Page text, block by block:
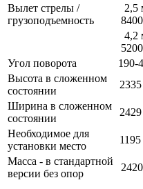
Вылет стрелы /
грузоподъемность
2,5
4,2
Угол поворота
190-
Высота в сложенном
состоянии
Ширина в сложенном
состоянии
Необходимое для
установки место
Масса - в стандартной
версии без опор